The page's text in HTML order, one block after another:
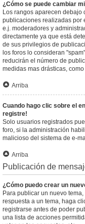
¿Cómo se puede cambiar
Los rangos aparecen
publicaciones realizadas por
e.j. moderadores y
directamente ya que está
de sus privilegios de
los foros lo consideran
reducirán el número de
medidas mas drásticas,
Arriba
Cuando hago clic sobre el
registre!
Solo usuarios registrados
foro, si la administración
malicioso del sistema de e-
Arriba
Publicación de
¿Cómo puedo crear un
Para publicar un nuevo
respuesta a un tema, haga
registrarse antes de poder
una lista de acciones